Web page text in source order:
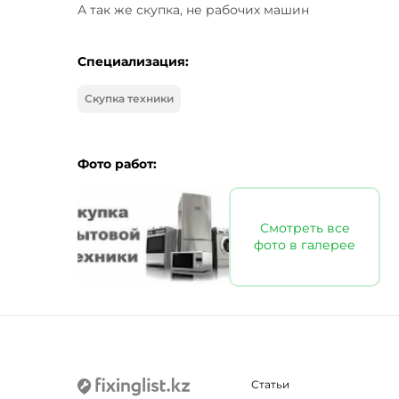
А так же скупка, не рабочих машин
Специализация:
Скупка техники
Фото работ:
Смотреть все
фото в галерее
Статьи